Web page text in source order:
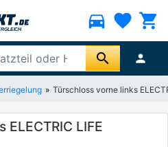
directions_car favorite shopping_cart
search person
Türschloss vorne links
LIFE